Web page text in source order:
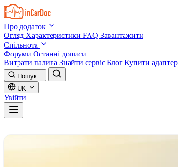
Skip to main content
Про додаток
Огляд Характеристики FAQ Завантажити
Спільнота
Форуми Останні дописи
Витрати палива Знайти сервіс Блог Купити адаптер
Пошук...
UK
Увійти